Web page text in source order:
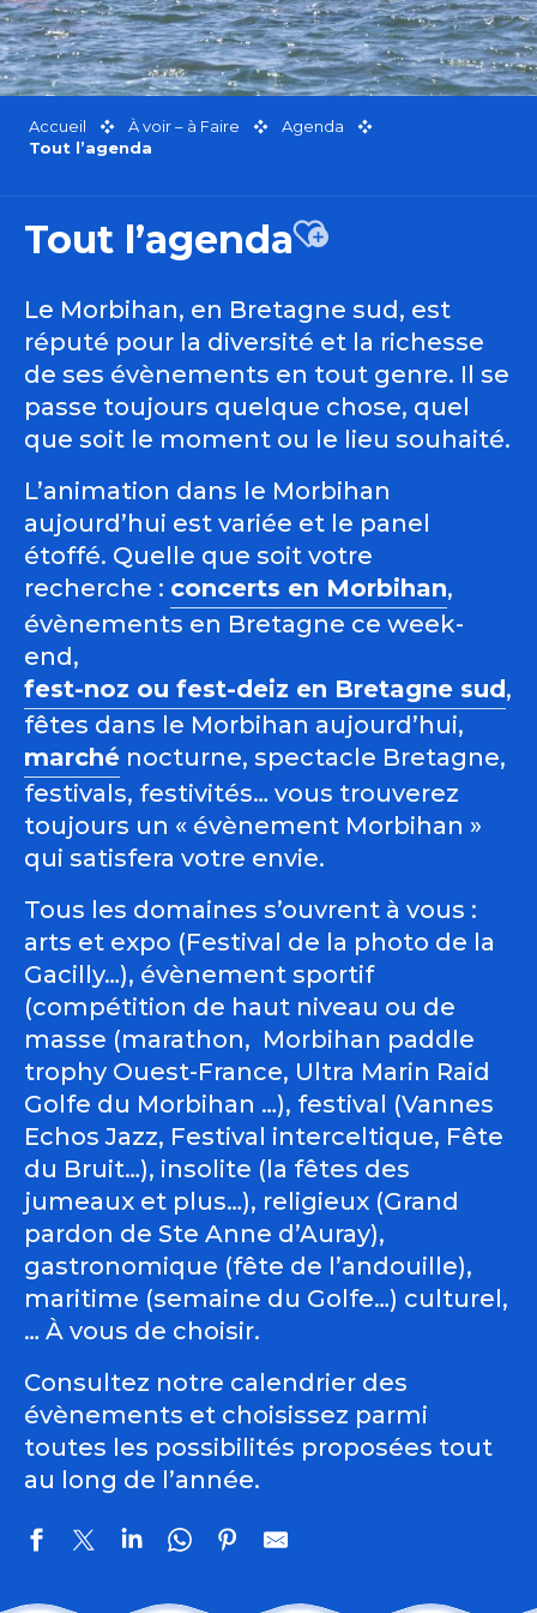
Accueil À voir – à Faire
Agenda
Tout l’agenda
Tout l’agendaAjouter aux
Le Morbihan, en Bretagne sud, est
réputé pour la diversité et la richesse
de ses évènements en tout genre. Il se
passe toujours quelque chose, quel
que soit le moment ou le lieu souhaité.
L’animation dans le Morbihan
aujourd’hui est variée et le panel
étoffé. Quelle que soit votre
recherche : concerts en Morbihan,
évènements en Bretagne ce week-
end,
fest-noz ou fest-deiz en Bretagne sud,
fêtes dans le Morbihan aujourd’hui,
marché nocturne, spectacle Bretagne,
festivals, festivités… vous trouverez
toujours un « évènement Morbihan »
qui satisfera votre envie.
Tous les domaines s’ouvrent à vous :
arts et expo (Festival de la photo de la
Gacilly…), évènement sportif
(compétition de haut niveau ou de
masse (marathon, Morbihan paddle
trophy Ouest-France, Ultra Marin Raid
Golfe du Morbihan …), festival (Vannes
Echos Jazz, Festival interceltique, Fête
du Bruit…), insolite (la fêtes des
jumeaux et plus…), religieux (Grand
pardon de Ste Anne d’Auray),
gastronomique (fête de l’andouille),
maritime (semaine du Golfe…) culturel,
… À vous de choisir.
Consultez notre calendrier des
évènements et choisissez parmi
toutes les possibilités proposées tout
au long de l’année.